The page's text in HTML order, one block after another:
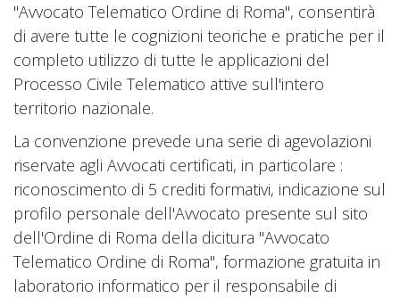
"Avvocato Telematico Ordine di Roma", consentirà
di avere tutte le cognizioni teoriche e pratiche per il
completo utilizzo di tutte le applicazioni del
Processo Civile Telematico attive sull'intero
territorio nazionale.
La convenzione prevede una serie di agevolazioni
riservate agli Avvocati certificati, in particolare :
riconoscimento di 5 crediti formativi, indicazione sul
profilo personale dell'Avvocato presente sul sito
dell'Ordine di Roma della dicitura "Avvocato
Telematico Ordine di Roma", formazione gratuita in
laboratorio informatico per il responsabile di